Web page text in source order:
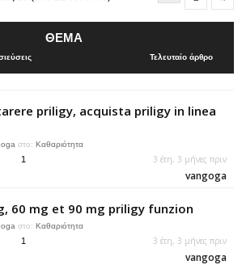
ΘΈΜΑ
Τελευταίο άρθρο
priligy, acquista priligy in linea
στο: Καθαριότητα
1 3 έτη, 3 μήνες πριν
vangoga
60 mg et 90 mg priligy funzion
στο: Καθαριότητα
1 3 έτη, 3 μήνες πριν
vangoga